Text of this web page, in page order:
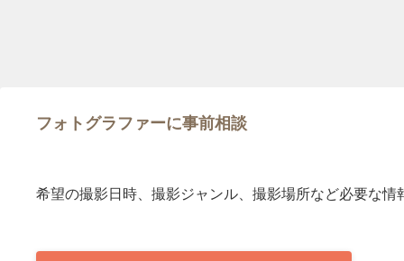
フォトグラファーに事前相談
希望の撮影日時、撮影ジャンル、撮影場所など必要な